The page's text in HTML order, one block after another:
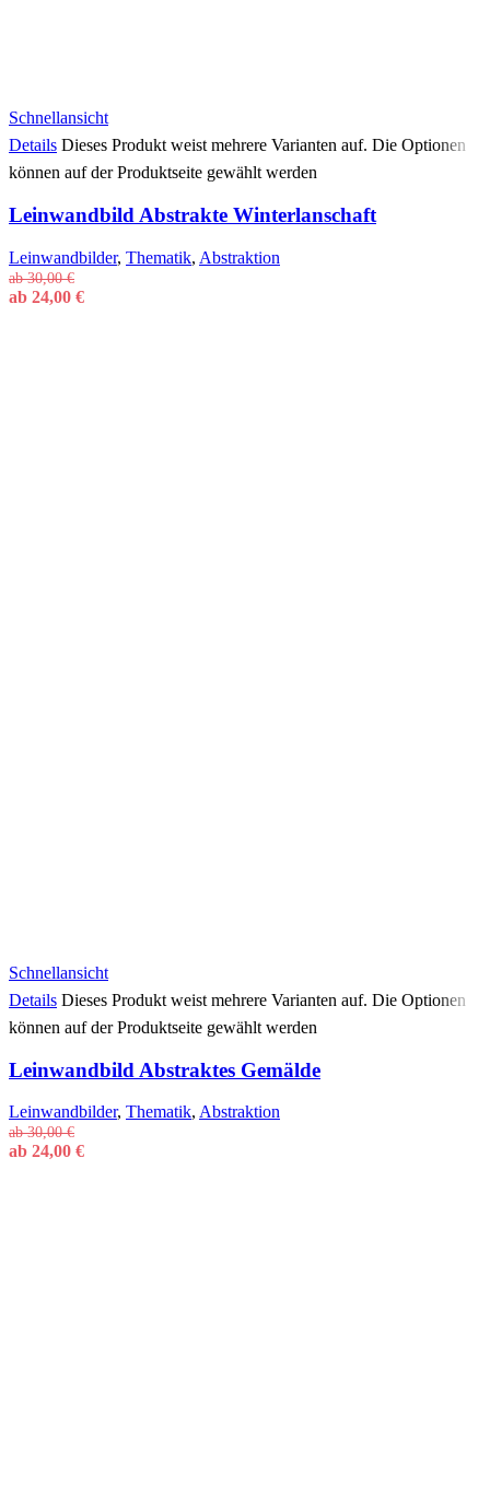
Schnellansicht
Details Dieses Produkt weist mehrere Varianten auf. Die Optionen
können auf der Produktseite gewählt werden
Leinwandbild Abstrakte Winterlanschaft
Leinwandbilder, Thematik, Abstraktion
ab30,00€
ab 24,00 €
Schnellansicht
Details Dieses Produkt weist mehrere Varianten auf. Die Optionen
können auf der Produktseite gewählt werden
Leinwandbild Abstraktes Gemälde
Leinwandbilder, Thematik, Abstraktion
ab30,00€
ab 24,00 €